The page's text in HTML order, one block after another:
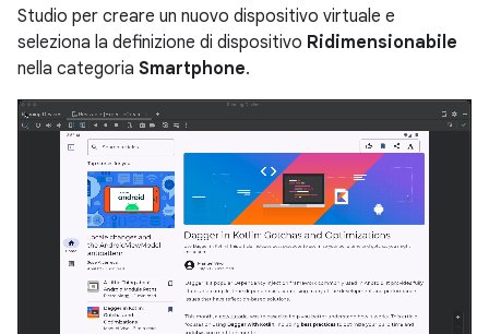
Studio per creare un nuovo dispositivo virtuale e
seleziona la definizione di dispositivo Ridimensionabile
nella categoria Smartphone.